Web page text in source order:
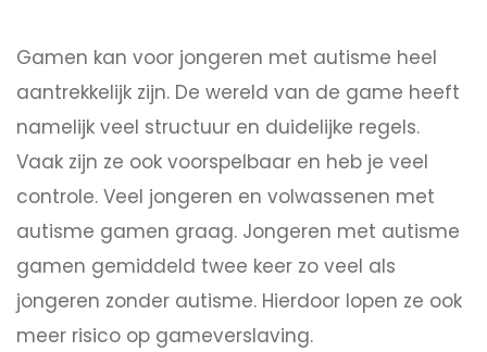
Gamen kan voor jongeren met autisme heel
aantrekkelijk zijn. De wereld van de game heeft
namelijk veel structuur en duidelijke regels.
Vaak zijn ze ook voorspelbaar en heb je veel
controle. Veel jongeren en volwassenen met
autisme gamen graag. Jongeren met autisme
gamen gemiddeld twee keer zo veel als
jongeren zonder autisme. Hierdoor lopen ze ook
meer risico op gameverslaving.